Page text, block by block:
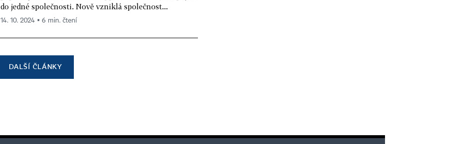
do jedné společnosti. Nově vzniklá společnost...
14. 10. 2024 ▪ 6 min. čtení
DALŠÍ ČLÁNKY